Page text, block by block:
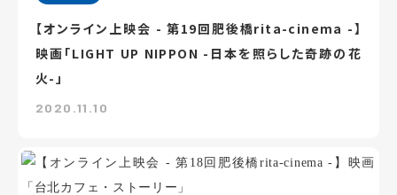
【オンライン上映会 - 第19回肥後橋rita-cinema -】
映画「LIGHT UP NIPPON -日本を照らした奇跡の花
火-」
2020.11.10